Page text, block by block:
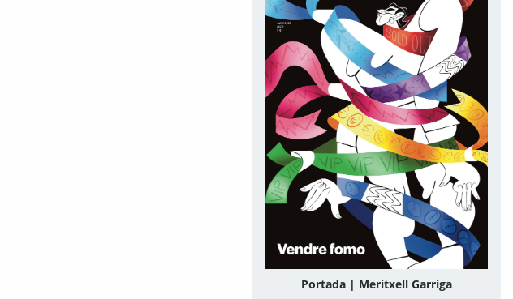
Portada | Meritxell Garriga